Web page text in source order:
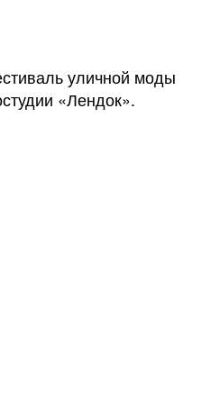
2022
19
уличной моды
«Лендок».